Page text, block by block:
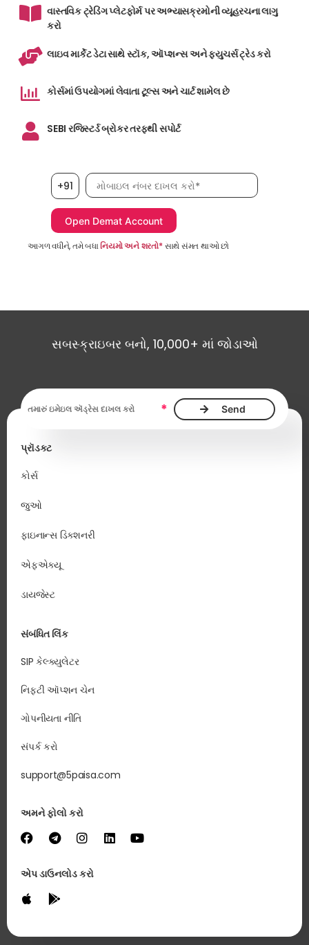
વાસ્તવિક ટ્રેડિંગ પ્લેટફોર્મ પર અભ્યાસક્રમોની વ્યૂહરચના લાગુ
કરો
લાઇવ માર્કેટ ડેટા સાથે સ્ટૉક, ઑપ્શન્સ અને ફ્યુચર્સ ટ્રેડ કરો
કોર્સમાં ઉપયોગમાં લેવાતા ટૂલ્સ અને ચાર્ટ શામેલ છે
SEBI રજિસ્ટર્ડ બ્રોકર તરફથી સપોર્ટ
+91 મોબાઇલ નંબર, જરૂરી છે
આગળ વધીને, તમે બધાનિયમો અને શરતો*સાથે સંમત થાઓ છો
સબસ્ક્રાઇબર બનો, 10,000+ માં જોડાઓ
ઇમેઇલ ઍડ્રેસ આવશ્યક છે *
પ્રૉડક્ટ
કોર્સ
જુઓ
ફાઇનાન્સ ડિક્શનરી
એફએક્યૂ
ડાયજેસ્ટ
સંબંધિત લિંક
SIP કેલ્ક્યુલેટર
નિફ્ટી ઑપ્શન ચેન
ગોપનીયતા નીતિ
સંપર્ક કરો
support@5paisa.com
અમને ફોલો કરો
એપ ડાઉનલોડ કરો